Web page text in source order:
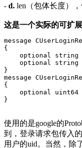
- d. len（包体长度）
这是一个实际的可扩
message
{
optional string
optional string
}
message
{
optional uint64
}
使用的是google的
到，登录请求包传入
用户的uid。当然，除